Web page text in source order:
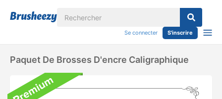
Se connecter S'inscrire
Paquet De Brosses D'encre Caligraphique